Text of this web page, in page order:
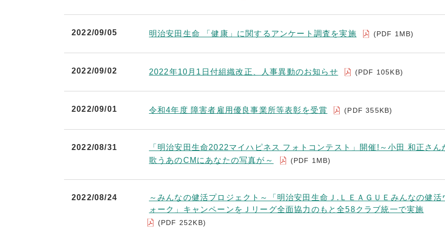
2022/09/05 明治安田生命 「健康」に関するアンケート調査を実施 (PDF 1MB)
2022/09/02 2022年10月1日付組織改正、人事異動のお知らせ (PDF 105KB)
2022/09/01 令和4年度 障害者雇用優良事業所等表彰を受賞 (PDF 355KB)
2022/08/31
「明治安田生命2022マイハピネス フォトコンテスト」開催!～小田 和正さん
歌うあのCMにあなたの写真が～
(PDF 1MB)
2022/08/24
～みんなの健活プロジェクト～「明治安田生命Ｊ.ＬＥＡＧＵＥみんなの健活
ォーク」キャンペーンをＪリーグ全面協力のもと全58クラブ統一で実施
(PDF 252KB)